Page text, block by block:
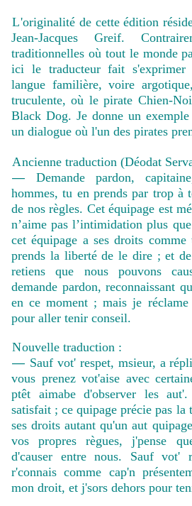
L'originalité de cette édition
Jean-Jacques Greif.
traditionnelles où tout le monde
ici le traducteur fait s'exprimer
langue familière, voire
truculente, où le pirate Chien-
Black Dog. Je donne un exemple
un dialogue où l'un des pirates
Ancienne traduction (Déodat
—
Demande pardon,
hommes, tu en prends par trop à
de nos règles. Cet équipage est
n’aime pas l’intimidation plus
cet équipage a ses droits
prends la liberté de le dire ; et
retiens que nous pouvons
demande pardon, reconnaissant
en ce moment ; mais je
pour aller tenir conseil.
Nouvelle traduction :
— Sauf vot' respet, msieur, a
vous prenez vot'aise avec
ptêt aimabe d'observer les
satisfait ; ce quipage précie pas la
ses droits autant qu'un aut
vos propres règues, j'pense
d'causer entre nous. Sauf vot'
r'connais comme cap'n
mon droit, et j'sors dehors pour